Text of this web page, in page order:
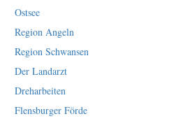
Ostsee
Region Angeln
Region Schwansen
Der Landarzt
Dreharbeiten
Flensburger Förde